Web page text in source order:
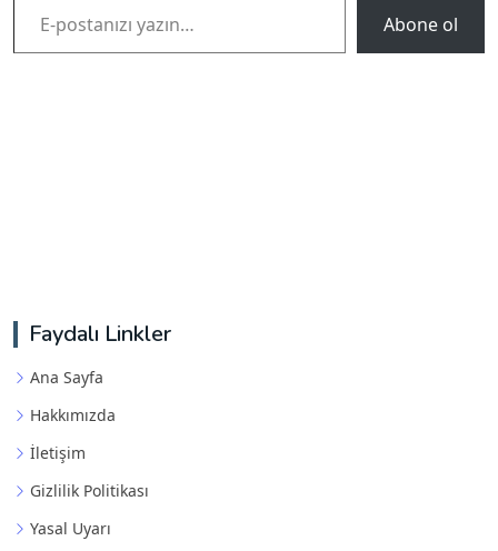
Abone ol
Faydalı Linkler
Ana Sayfa
Hakkımızda
İletişim
Gizlilik Politikası
Yasal Uyarı